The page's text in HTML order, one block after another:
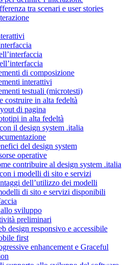
tra scenari e user stories
di composizione
interattivi
testuali (microtesti)
costruire in alta fedeltà
di pagina
in alta fedeltà
il design system .italia
del design system
operative
contribuire al design system .italia
i modelli di sito e servizi
dell’utilizzo dei modelli
di sito e servizi disponibili
sviluppo
preliminari
design responsivo e accessibile
first
enhancement e Graceful